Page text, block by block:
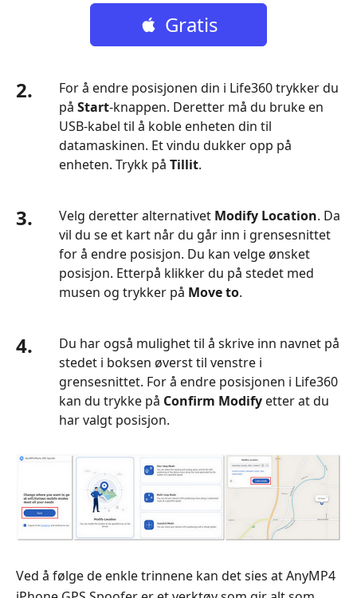
nedlasting
Gratis
2.
For å endre posisjonen din i Life360 trykker du
på Start-knappen. Deretter må du bruke en
USB‑kabel til å koble enheten din til
datamaskinen. Et vindu dukker opp på
enheten. Trykk på Tillit.
3. Velg deretter alternativet Modify Location. Da
vil du se et kart når du går inn i grensesnittet
for å endre posisjon. Du kan velge ønsket
posisjon. Etterpå klikker du på stedet med
musen og trykker på Move to.
4.
Du har også mulighet til å skrive inn navnet på
stedet i boksen øverst til venstre i
grensesnittet. For å endre posisjonen i Life360
kan du trykke på Confirm Modify etter at du
har valgt posisjon.
Ved å følge de enkle trinnene kan det sies at AnyMP4